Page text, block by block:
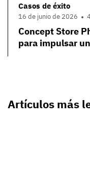
Casos de éxito
16 de junio de 2026
Concept Store
para impulsar
Artículos más